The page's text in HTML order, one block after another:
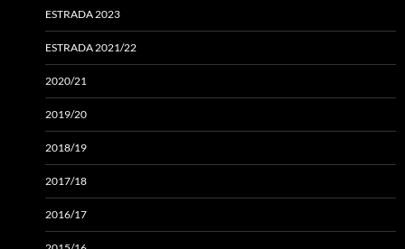
ESTRADA 2023
ESTRADA 2021/22
2020/21
2019/20
2018/19
2017/18
2016/17